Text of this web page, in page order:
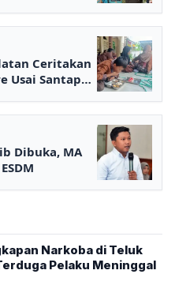
Ceritakan
Usai Santap
Dibuka, MA
Narkoba di Teluk
Pelaku Meninggal